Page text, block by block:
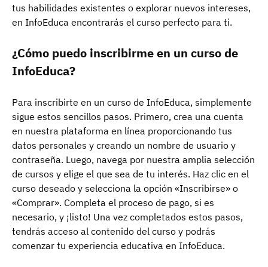
tus habilidades existentes o explorar nuevos intereses,
en InfoEduca encontrarás el curso perfecto para ti.
¿Cómo puedo inscribirme en un curso de
InfoEduca?
Para inscribirte en un curso de InfoEduca, simplemente
sigue estos sencillos pasos. Primero, crea una cuenta
en nuestra plataforma en línea proporcionando tus
datos personales y creando un nombre de usuario y
contraseña. Luego, navega por nuestra amplia selección
de cursos y elige el que sea de tu interés. Haz clic en el
curso deseado y selecciona la opción «Inscribirse» o
«Comprar». Completa el proceso de pago, si es
necesario, y ¡listo! Una vez completados estos pasos,
tendrás acceso al contenido del curso y podrás
comenzar tu experiencia educativa en InfoEduca.